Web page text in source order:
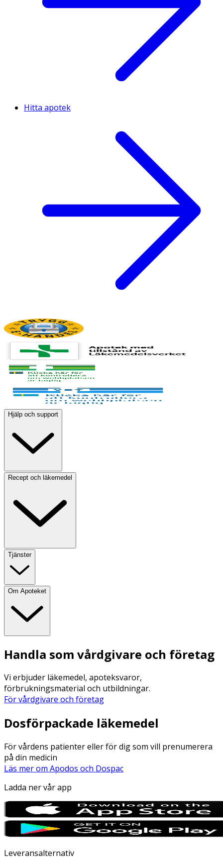
Hitta apotek
Hjälp och support
Recept och läkemedel
Tjänster
Om Apoteket
Handla som vårdgivare och företag
Vi erbjuder läkemedel, apoteksvaror,
förbrukningsmaterial och utbildningar.
För vårdgivare och företag
Dosförpackade läkemedel
För vårdens patienter eller för dig som vill prenumerera
på din medicin
Läs mer om Apodos och Dospac
Ladda ner vår app
Leveransalternativ